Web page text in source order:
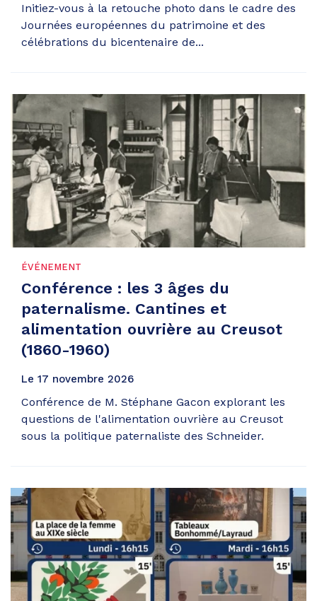
Initiez-vous à la retouche photo dans le cadre des
Journées européennes du patrimoine et des
célébrations du bicentenaire de...
ÉVÉNEMENT
Conférence : les 3 âges du
paternalisme. Cantines et
alimentation ouvrière au Creusot
(1860-1960)
Le 17 novembre 2026
Conférence de M. Stéphane Gacon explorant les
questions de l'alimentation ouvrière au Creusot
sous la politique paternaliste des Schneider.